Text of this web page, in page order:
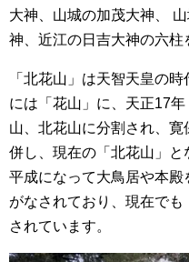
大神、山城の加茂大神、
神、近江の日吉大神の六柱
「北花山」は天智天皇の
には「花山」に、天正17
山、北花山に分割され、
併し、現在の「北花山」
平成になって大鳥居や本
がなされており、現在で
されています。